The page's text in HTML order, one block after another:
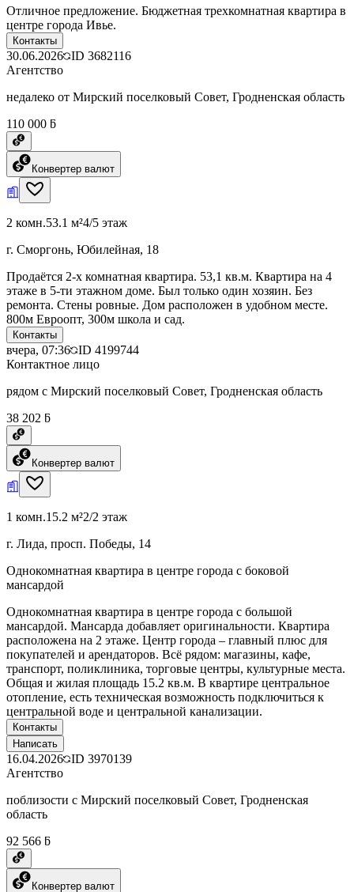
Отличное предложение. Бюджетная трехкомнатная квартира в
центре города Ивье.
Контакты
30.06.2026 ID 3682116
Агентство
недалеко от Мирский поселковый Совет, Гродненская область
110 000 ƃ
Конвертер валют
2 комн.53.1 м²4/5 этаж
г. Сморгонь, Юбилейная, 18
Продаётся 2-х комнатная квартира. 53,1 кв.м. Квартира на 4
этаже в 5-ти этажном доме. Был только один хозяин. Без
ремонта. Стены ровные. Дом расположен в удобном месте.
800м Евроопт, 300м школа и сад.
Контакты
вчера, 07:36 ID 4199744
Контактное лицо
рядом с Мирский поселковый Совет, Гродненская область
38 202 ƃ
Конвертер валют
1 комн.15.2 м²2/2 этаж
г. Лида, просп. Победы, 14
Однокомнатная квартира в центре города с боковой
мансардой
Однокомнатная квартира в центре города с большой
мансардой. Мансарда добавляет оригинальности. Квартира
расположена на 2 этаже. Центр города – главный плюс для
покупателей и арендаторов. Всё рядом: магазины, кафе,
транспорт, поликлиника, торговые центры, культурные места.
Общая и жилая площадь 15.2 кв.м. В квартире центральное
отопление, есть техническая возможность подключиться к
центральной воде и центральной канализации.
Контакты
Написать
16.04.2026 ID 3970139
Агентство
поблизости с Мирский поселковый Совет, Гродненская
область
92 566 ƃ
Конвертер валют